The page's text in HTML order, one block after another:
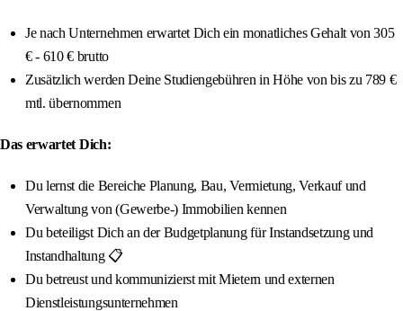
Je nach Unternehmen erwartet Dich ein monatliches Gehalt von 305
€ - 610 € brutto
Zusätzlich werden Deine Studiengebühren in Höhe von bis zu 789 €
mtl. übernommen
Das erwartet Dich:
Du lernst die Bereiche Planung, Bau, Vermietung, Verkauf und
Verwaltung von (Gewerbe-) Immobilien kennen
Du beteiligst Dich an der Budgetplanung für Instandsetzung und
Instandhaltung 📋
Du betreust und kommunizierst mit Mietern und externen
Dienstleistungsunternehmen